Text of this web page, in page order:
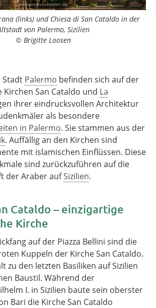
(links) und Chiesa di San Cataldo in der
von Palermo, Sizilien
© Brigitte Loosen
Stadt Palermo befinden sich auf der
Kirchen San Cataldo und La
ihrer eindrucksvollen Architektur
als besondere
in Palermo. Sie stammen aus der
. Auffällig an den Kirchen sind
mit islamischen Einflüssen. Diese
sind zurückzuführen auf die
der Araber aufSizilien.
Cataldo – einzigartige
Kirche
auf der Piazza Bellini sind die
Kuppeln der Kirche San Cataldo.
zu den letzten Basiliken auf Sizilien
Baustil. Während der
I. in Sizilien baute sein oberster
Bari die Kirche San Cataldo